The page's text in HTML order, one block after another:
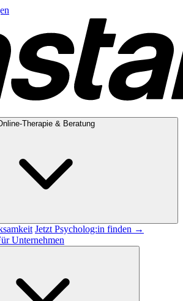
Therapie & Beratung
Jetzt Psycholog:in finden →
Unternehmen